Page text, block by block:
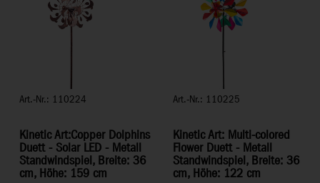
Art.-Nr.: 110224
Kinetic Art:Copper Dolphins
Duett - Solar LED - Metall
Standwindspiel, Breite: 36
cm, Höhe: 159 cm
Art.-Nr.: 110225
Kinetic Art: Multi-colored
Flower Duett - Metall
Standwindspiel, Breite: 36
cm, Höhe: 122 cm